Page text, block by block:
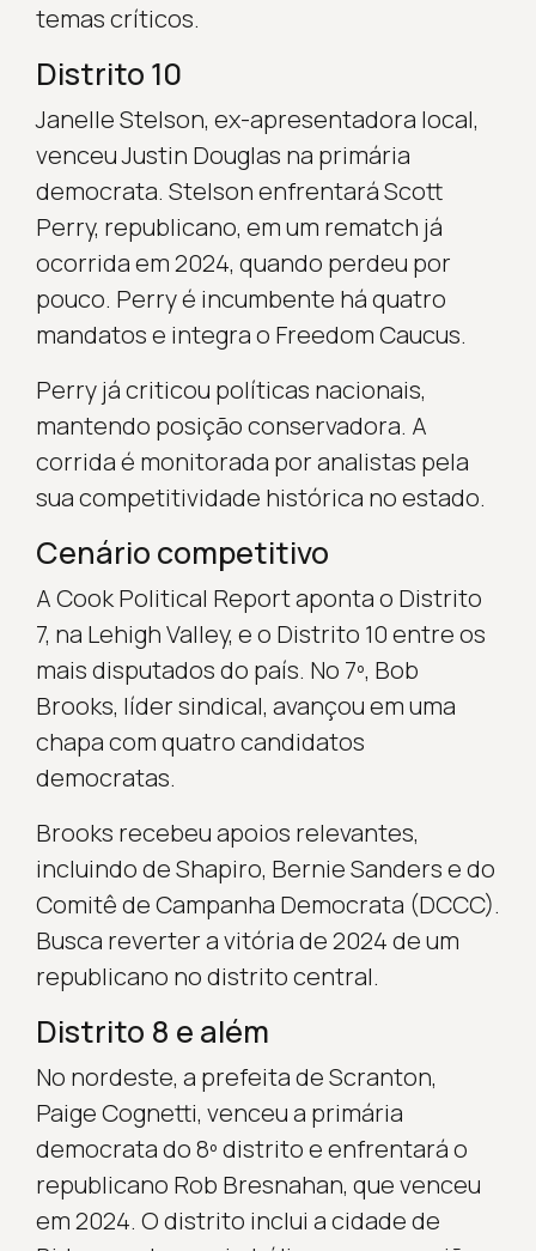
temas críticos.
Distrito 10
Janelle Stelson, ex-apresentadora local,
venceu Justin Douglas na primária
democrata. Stelson enfrentará Scott
Perry, republicano, em um rematch já
ocorrida em 2024, quando perdeu por
pouco. Perry é incumbente há quatro
mandatos e integra o Freedom Caucus.
Perry já criticou políticas nacionais,
mantendo posição conservadora. A
corrida é monitorada por analistas pela
sua competitividade histórica no estado.
Cenário competitivo
A Cook Political Report aponta o Distrito
7, na Lehigh Valley, e o Distrito 10 entre os
mais disputados do país. No 7º, Bob
Brooks, líder sindical, avançou em uma
chapa com quatro candidatos
democratas.
Brooks recebeu apoios relevantes,
incluindo de Shapiro, Bernie Sanders e do
Comitê de Campanha Democrata (DCCC).
Busca reverter a vitória de 2024 de um
republicano no distrito central.
Distrito 8 e além
No nordeste, a prefeita de Scranton,
Paige Cognetti, venceu a primária
democrata do 8º distrito e enfrentará o
republicano Rob Bresnahan, que venceu
em 2024. O distrito inclui a cidade de